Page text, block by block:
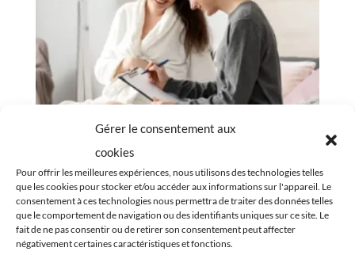
Gérer le consentement aux
cookies
Pour offrir les meilleures expériences, nous utilisons des technologies telles
que les cookies pour stocker et/ou accéder aux informations sur l'appareil. Le
consentement à ces technologies nous permettra de traiter des données telles
que le comportement de navigation ou des identifiants uniques sur ce site. Le
fait de ne pas consentir ou de retirer son consentement peut affecter
négativement certaines caractéristiques et fonctions.
Microprogramme en accompagnement
postnatal
$186.39/ mois–$1,997.00